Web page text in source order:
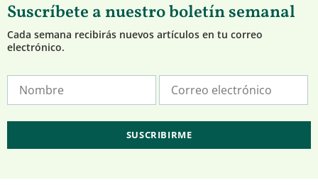
Suscríbete a nuestro boletín semanal
Cada semana recibirás nuevos artículos en tu correo
electrónico.